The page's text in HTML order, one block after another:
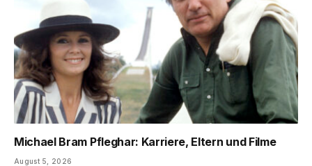
Michael Bram Pfleghar: Karriere, Eltern und Filme
August 5, 2026